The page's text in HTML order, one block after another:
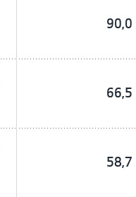
90,0
66,5
58,7